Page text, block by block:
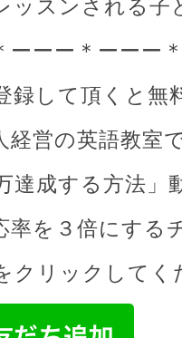
ッスンされる子
ーーー＊ーーー
録して頂くと無
営の英語教室
達成する方法」
を３倍にする
クリックしてく